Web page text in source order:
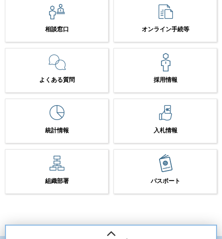
相談窓口 オンライン手続等
よくある質問 採用情報
統計情報 入札情報
組織部署 パスポート